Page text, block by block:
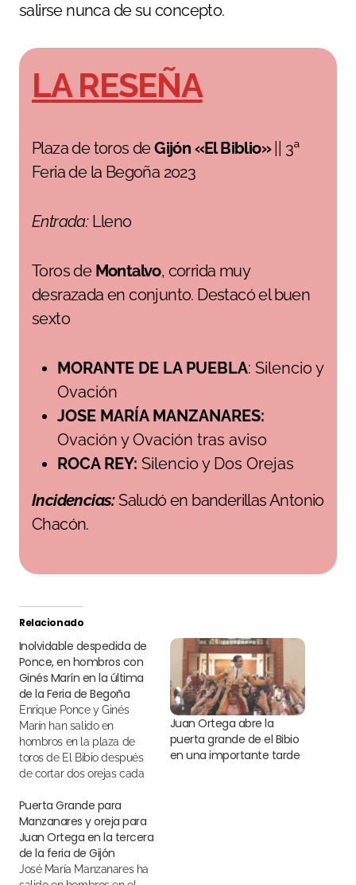
salirse nunca de su concepto.
LA RESEÑA
Plaza de toros deGijón «El Biblio»
|| 3ª
Feria de la Begoña 2023
Entrada: Lleno
Toros de Montalvo, corrida muy
desrazada en conjunto. Destacó el buen
sexto
MORANTE DE LA PUEBLA: Silencio y
Ovación
JOSE MARÍA MANZANARES:
Ovación y Ovación tras aviso
ROCA REY: Silencio y Dos Orejas
Incidencias:Saludó en banderillas Antonio
Chacón.
Relacionado
Inolvidable despedida de
Ponce, en hombros con
Ginés Marín en la última
de la Feria de Begoña
Enrique Ponce y Ginés
Marín han salido en
hombros en la plaza de
toros de El Bibio después
de cortar dos orejas cada
la Feria de Begoña de Gijón
Juan Ortega abre la
puerta grande de el Bibio
en una importante tarde
Puerta Grande para
Manzanares y oreja para
Juan Ortega en la tercera
de la feria de Gijón
José María Manzanares ha